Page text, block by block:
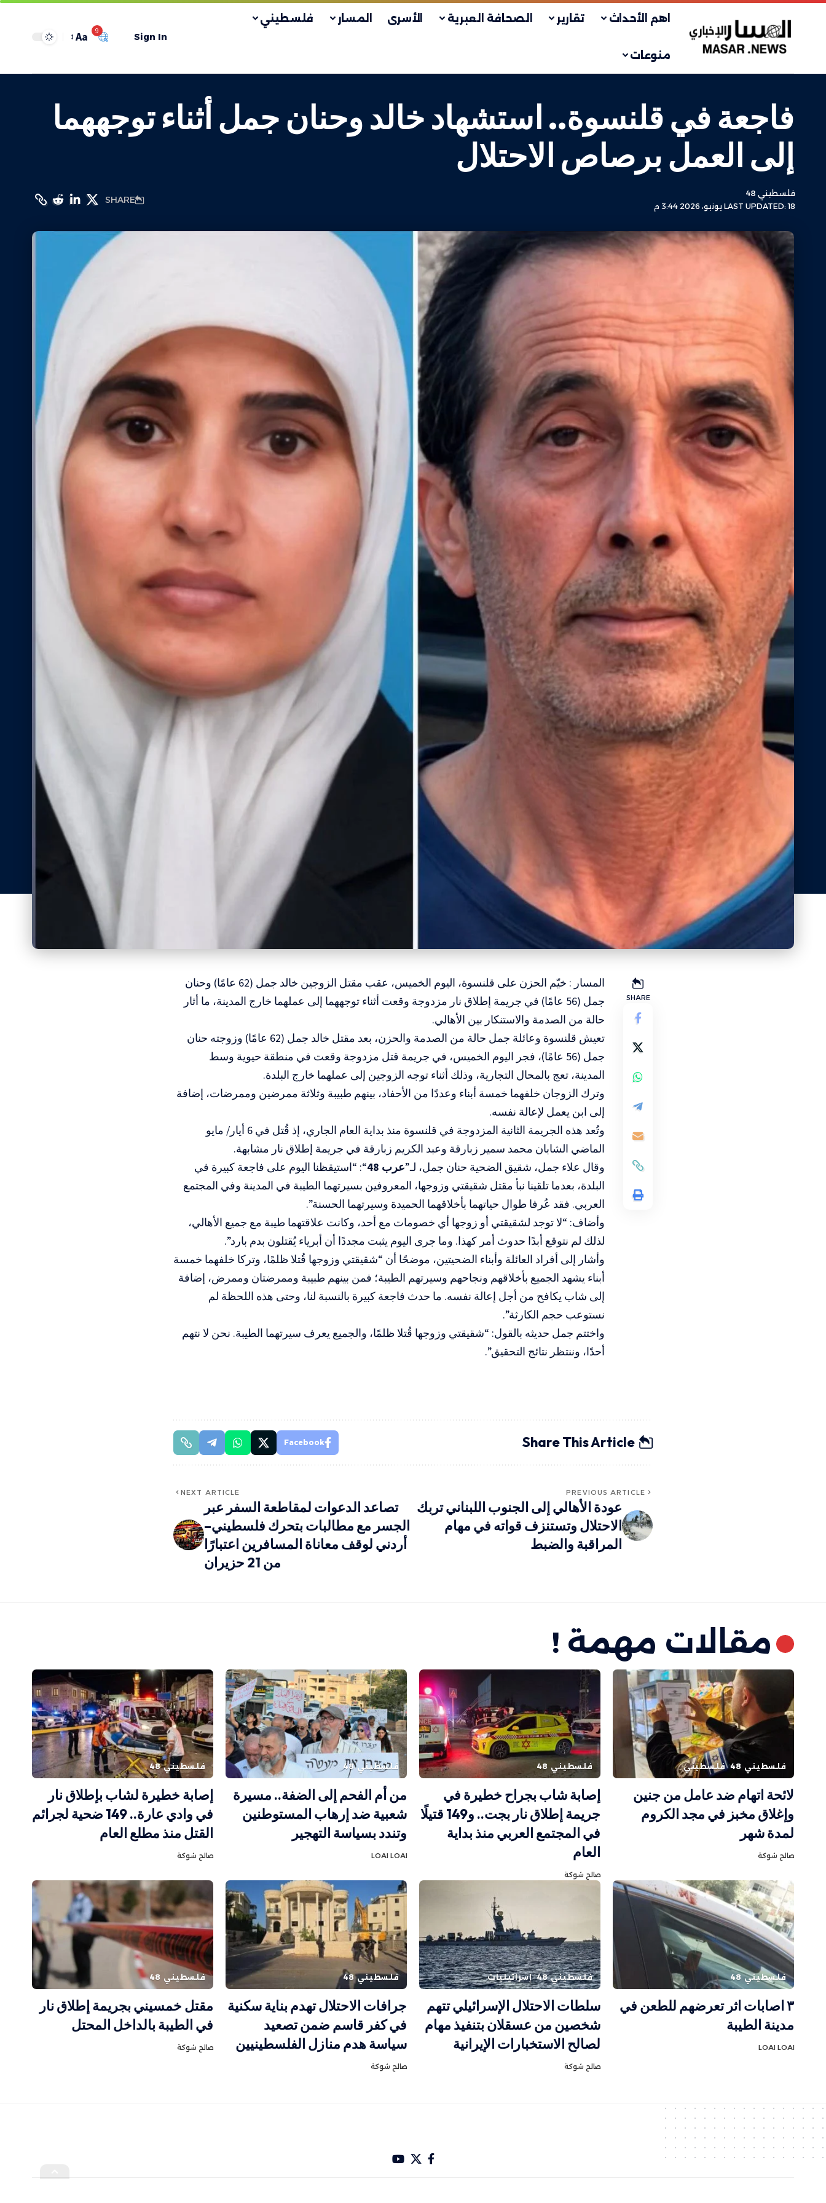
اهم الأحداث تقارير الصحافة العبرية الأسرى المسار فلسطيني
منوعات
Sign In
9
Aa
فاجعة في قلنسوة.. استشهاد خالد وحنان جمل أثناء توجههما
إلى العمل برصاص الاحتلال
LAST UPDATED: 18 يونيو، 2026 3:44 م
فلسطيني 48
SHARE
SHARE
المسار : خيّم الحزن على قلنسوة، اليوم الخميس، عقب مقتل الزوجين خالد جمل (62 عامًا) وحنان
جمل (56 عامًا) في جريمة إطلاق نار مزدوجة وقعت أثناء توجههما إلى عملهما خارج المدينة، ما أثار
حالة من الصدمة والاستنكار بين الأهالي.
تعيش قلنسوة وعائلة جمل حالة من الصدمة والحزن، بعد مقتل خالد جمل (62 عامًا) وزوجته حنان
جمل (56 عامًا)، فجر اليوم الخميس، في جريمة قتل مزدوجة وقعت في منطقة حيوية وسط
المدينة، تعج بالمحال التجارية، وذلك أثناء توجه الزوجين إلى عملهما خارج البلدة.
وترك الزوجان خلفهما خمسة أبناء وعددًا من الأحفاد، بينهم طبيبة وثلاثة ممرضين وممرضات، إضافة
إلى ابن يعمل لإعالة نفسه.
وتُعد هذه الجريمة الثانية المزدوجة في قلنسوة منذ بداية العام الجاري، إذ قُتل في 6 أيار/ مايو
الماضي الشابان محمد سمير زبارقة وعبد الكريم زبارقة في جريمة إطلاق نار مشابهة.
وقال علاء جمل، شقيق الضحية حنان جمل، لـ”عرب 48
“: “استيقظنا اليوم على فاجعة كبيرة في
البلدة، بعدما تلقينا نبأ مقتل شقيقتي وزوجها، المعروفين بسيرتهما الطيبة في المدينة وفي المجتمع
العربي. فقد عُرفا طوال حياتهما بأخلاقهما الحميدة وسيرتهما الحسنة”.
وأضاف: “لا توجد لشقيقتي أو زوجها أي خصومات مع أحد، وكانت علاقتهما طيبة مع جميع الأهالي،
لذلك لم نتوقع أبدًا حدوث أمر كهذا. وما جرى اليوم يثبت مجددًا أن أبرياء يُقتلون بدم بارد”.
وأشار إلى أفراد العائلة وأبناء الضحيتين، موضحًا أن “شقيقتي وزوجها قُتلا ظلمًا، وتركا خلفهما خمسة
أبناء يشهد الجميع بأخلاقهم ونجاحهم وسيرتهم الطيبة؛ فمن بينهم طبيبة وممرضتان وممرض، إضافة
إلى شاب يكافح من أجل إعالة نفسه. ما حدث فاجعة كبيرة بالنسبة لنا، وحتى هذه اللحظة لم
نستوعب حجم الكارثة”.
واختتم جمل حديثه بالقول: “شقيقتي وزوجها قُتلا ظلمًا، والجميع يعرف سيرتهما الطيبة. نحن لا نتهم
أحدًا، وننتظر نتائج التحقيق”.
Share This Article
Facebook
PREVIOUS ARTICLE
عودة الأهالي إلى الجنوب اللبناني تربك
الاحتلال وتستنزف قواته في مهام
المراقبة والضبط
NEXT ARTICLE
تصاعد الدعوات لمقاطعة السفر عبر
الجسر مع مطالبات بتحرك فلسطيني–
أردني لوقف معاناة المسافرين اعتبارًا
من 21 حزيران
مقالات مهمة !
فلسطيني 48 فلسطيني
لائحة اتهام ضد عامل من جنين
وإغلاق مخبز في مجد الكروم
لمدة شهر
صالح شوكة
فلسطيني 48
إصابة شاب بجراح خطيرة في
جريمة إطلاق نار بجت.. و149 قتيلًا
في المجتمع العربي منذ بداية
العام
صالح شوكة
فلسطيني 48
من أم الفحم إلى الضفة.. مسيرة
شعبية ضد إرهاب المستوطنين
وتندد بسياسة التهجير
LOAI LOAI
فلسطيني 48
إصابة خطيرة لشاب بإطلاق نار
في وادي عارة.. 149 ضحية لجرائم
القتل منذ مطلع العام
صالح شوكة
فلسطيني 48
٣ اصابات اثر تعرضهم للطعن في
مدينة الطيبة
LOAI LOAI
فلسطيني 48 إسرائيليات
سلطات الاحتلال الإسرائيلي تتهم
شخصين من عسقلان بتنفيذ مهام
لصالح الاستخبارات الإيرانية
صالح شوكة
فلسطيني 48
جرافات الاحتلال تهدم بناية سكنية
في كفر قاسم ضمن تصعيد
سياسة هدم منازل الفلسطينيين
صالح شوكة
فلسطيني 48
مقتل خمسيني بجريمة إطلاق نار
في الطيبة بالداخل المحتل
صالح شوكة